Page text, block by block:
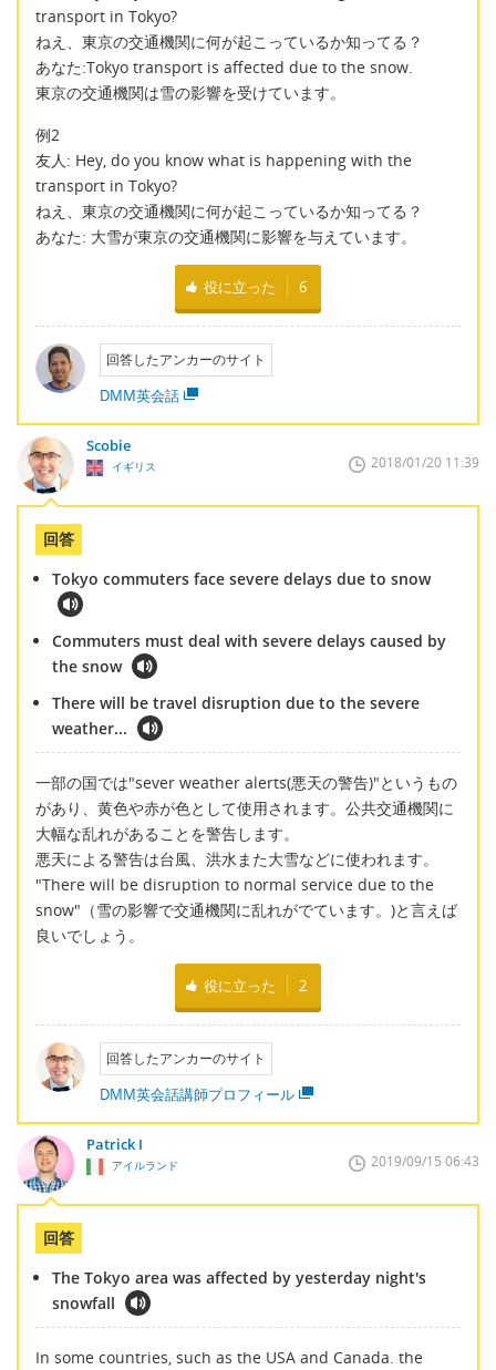
transport in Tokyo?
ねえ、東京の交通機関に何が起こっているか知ってる？
あなた:Tokyo transport is affected due to the snow.
東京の交通機関は雪の影響を受けています。
例2
友人: Hey, do you know what is happening with the
transport in Tokyo?
ねえ、東京の交通機関に何が起こっているか知ってる？
あなた: 大雪が東京の交通機関に影響を与えています。
役に立った 6
回答したアンカーのサイト
DMM英会話
Scobie
イギリス 2018/01/20 11:39
回答
Tokyo commuters face severe delays due to snow
Commuters must deal with severe delays caused by
the snow
There will be travel disruption due to the severe
weather...
一部の国では"sever weather alerts(悪天の警告)"というもの
があり、黄色や赤が色として使用されます。公共交通機関に
大幅な乱れがあることを警告します。
悪天による警告は台風、洪水また大雪などに使われます。
"There will be disruption to normal service due to the
snow"（雪の影響で交通機関に乱れがでています。)と言えば
良いでしょう。
役に立った 2
回答したアンカーのサイト
DMM英会話講師プロフィール
Patrick I
アイルランド 2019/09/15 06:43
回答
The Tokyo area was affected by yesterday night's
snowfall
In some countries, such as the USA and Canada. the